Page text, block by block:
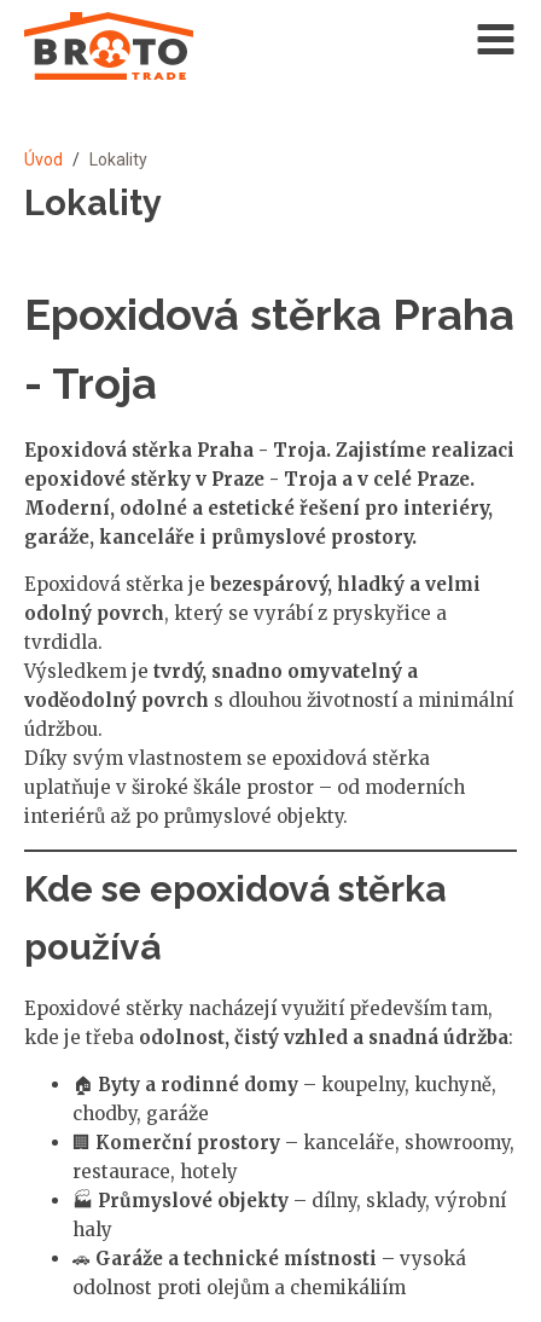
Úvod / Lokality
Lokality
Epoxidová stěrka Praha
- Troja
Epoxidová stěrka Praha - Troja. Zajistíme realizaci
epoxidové stěrky v Praze - Troja a v celé Praze.
Moderní, odolné a estetické řešení pro interiéry,
garáže, kanceláře i průmyslové prostory.
Epoxidová stěrka je bezespárový, hladký a velmi
odolný povrch, který se vyrábí z pryskyřice a
tvrdidla.
Výsledkem je tvrdý, snadno omyvatelný a
voděodolný povrch s dlouhou životností a minimální
údržbou.
Díky svým vlastnostem se epoxidová stěrka
uplatňuje v široké škále prostor – od moderních
interiérů až po průmyslové objekty.
Kde se epoxidová stěrka
používá
Epoxidové stěrky nacházejí využití především tam,
kde je třeba odolnost, čistý vzhled a snadná údržba:
🏠 Byty a rodinné domy – koupelny, kuchyně,
chodby, garáže
🏢 Komerční prostory – kanceláře, showroomy,
restaurace, hotely
🏭 Průmyslové objekty – dílny, sklady, výrobní
haly
🚗 Garáže a technické místnosti – vysoká
odolnost proti olejům a chemikáliím